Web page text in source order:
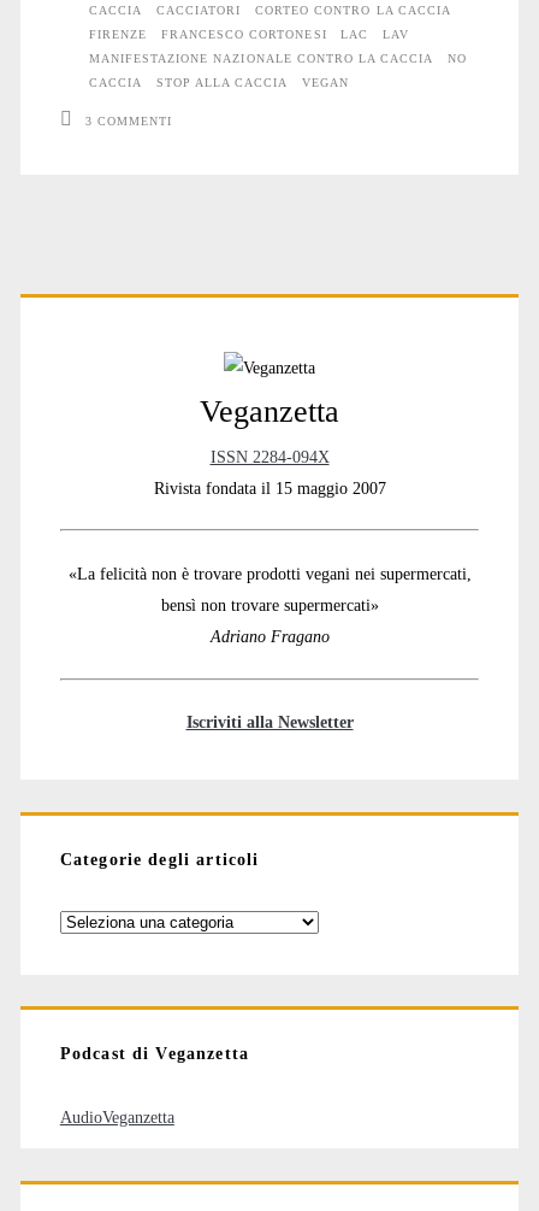
Firenze:
un
CACCIA
CACCIATORI
CORTEO CONTRO LA CACCIA
FIRENZE
FRANCESCO CORTONESI LAC
LAV
MANIFESTAZIONE NAZIONALE CONTRO LA CACCIA
NO
CACCIA
STOP ALLA CACCIA VEGAN
3 COMMENTI
Primary
Veganzetta
ISSN 2284-094X
Rivista fondata il 15 maggio 2007
«La felicità non è trovare prodotti vegani nei supermercati,
bensì non trovare supermercati»
Adriano Fragano
Iscriviti alla Newsletter
Categorie degli articoli
Categorie
Podcast di Veganzetta
AudioVeganzetta